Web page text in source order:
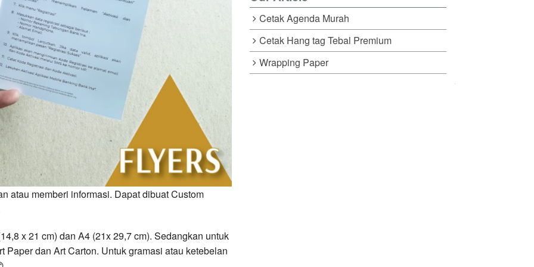
atau memberi informasi. Dapat dibuat Custom
x 21 cm) dan A4 (21x 29,7 cm). Sedangkan untuk
dan Art Carton. Untuk gramasi atau ketebelan
Cetak Agenda Murah
Cetak Hang tag Tebal Premium
Wrapping Paper